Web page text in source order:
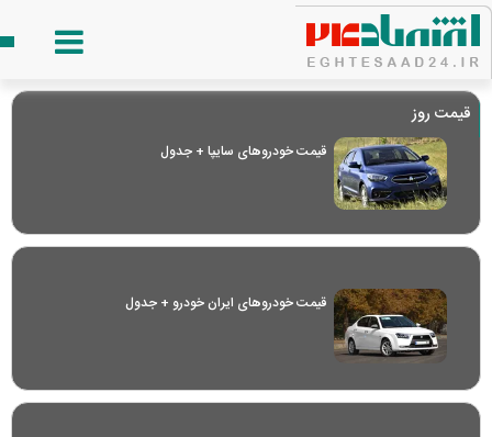
قیمت روز
قیمت خودرو‌های سایپا + جدول
قیمت خودرو‌های ایران خودرو + جدول